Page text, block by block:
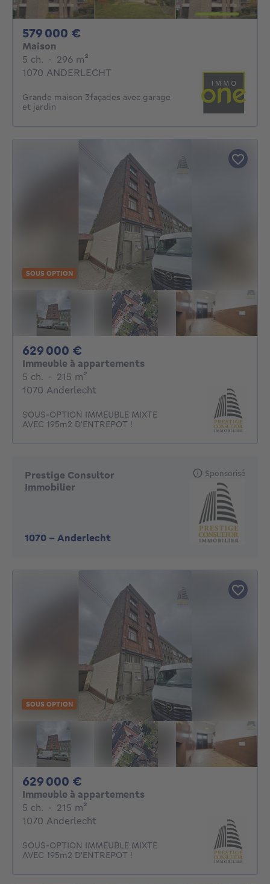
579 000 €
Maison
5 ch. 5 chambres
· 296 m²
1070 ANDERLECHT
Grande maison 3façades avec garage
et jardin
SOUS OPTION
629 000 €
Immeuble à appartements
5 ch. 5 chambres
· 215 m²
1070 Anderlecht
SOUS-OPTION IMMEUBLE MIXTE
AVEC 195m2 D'ENTREPOT !
Prestige Consultor
Immobilier
1070 - Anderlecht
Sponsorisé
SOUS OPTION
629 000 €
Immeuble à appartements
5 ch. 5 chambres
· 215 m²
1070 Anderlecht
SOUS-OPTION IMMEUBLE MIXTE
AVEC 195m2 D'ENTREPOT !